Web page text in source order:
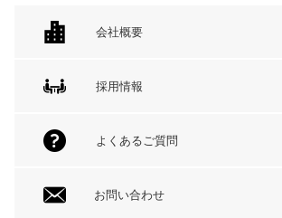
会社概要
採用情報
よくあるご質問
お問い合わせ